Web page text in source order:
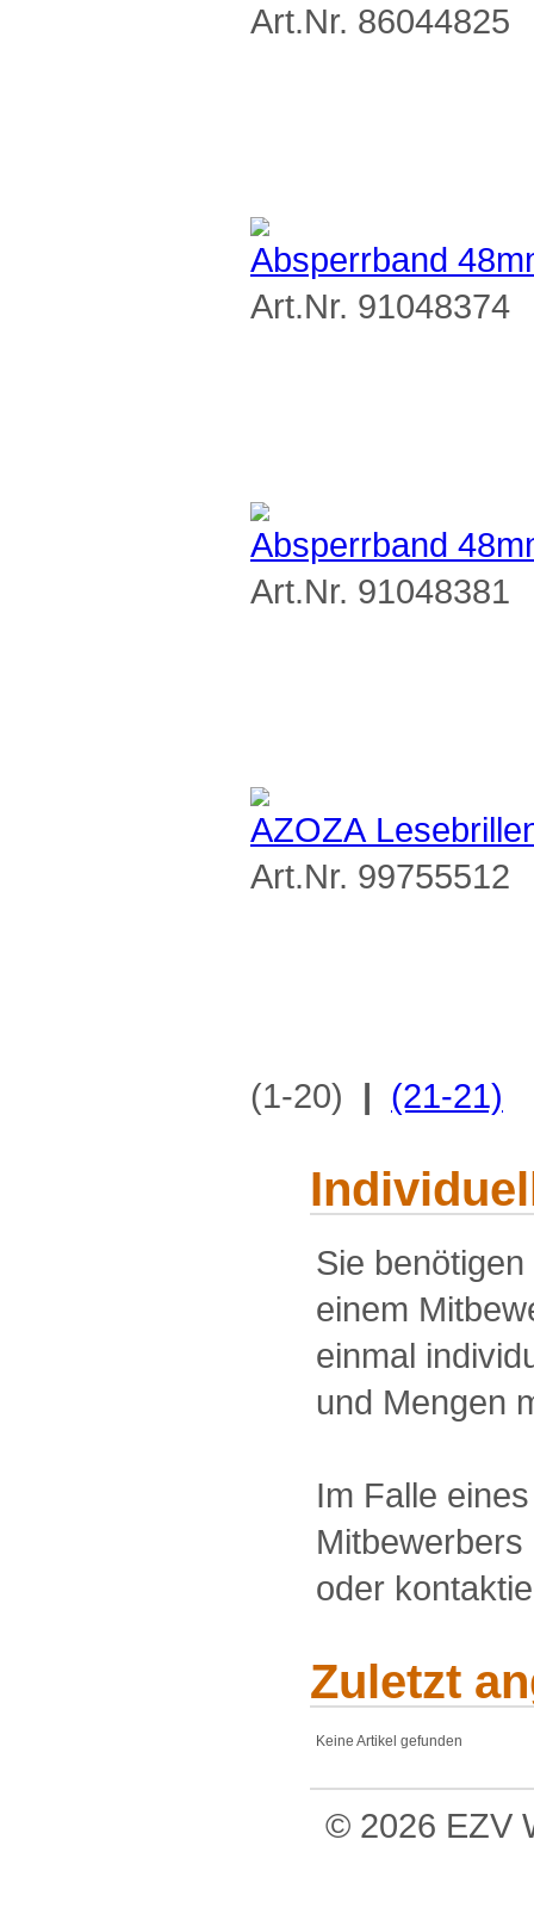
Art.Nr. 86044825
Absperrband
Art.Nr. 91048374
Absperrband
Art.Nr. 91048381
AZOZA
Art.Nr. 99755512
(1-20) | (21-21)
Sie
einem
einmal
und Mengen
Im Falle
oder
Zuletzt
Keine Artikel gefunden
© 2026 EZV